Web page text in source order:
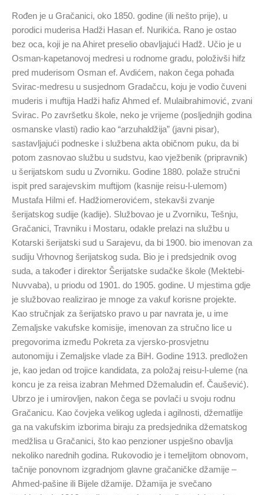
Rođen je u Gračanici, oko 1850. godine (ili nešto prije), u
porodici muderisa Hadži Hasan ef. Nurikića. Rano je ostao
bez oca, koji je na Ahiret preselio obavljajući Hadž. Učio je u
Osman-kapetanovoj medresi u rodnome gradu, položivši hifz
pred muderisom Osman ef. Avdićem, nakon čega pohađa
Svirac-medresu u susjednom Gradačcu, koju je vodio čuveni
muderis i muftija Hadži hafiz Ahmed ef. Mulaibrahimović, zvani
Svirac. Po završetku škole, neko je vrijeme (posljednjih godina
osmanske vlasti) radio kao “arzuhaldžija” (javni pisar),
sastavljajući podneske i službena akta običnom puku, da bi
potom zasnovao službu u sudstvu, kao vježbenik (pripravnik)
u šerijatskom sudu u Zvorniku. Godine 1880. polaže stručni
ispit pred sarajevskim muftijom (kasnije reisu-l-ulemom)
Mustafa Hilmi ef. Hadžiomerovićem, stekavši zvanje
šerijatskog sudije (kadije). Službovao je u Zvorniku, Tešnju,
Gračanici, Travniku i Mostaru, odakle prelazi na službu u
Kotarski šerijatski sud u Sarajevu, da bi 1900. bio imenovan za
sudiju Vrhovnog šerijatskog suda. Bio je i predsjednik ovog
suda, a također i direktor Šerijatske sudačke škole (Mektebi-
Nuvvaba), u priodu od 1901. do 1905. godine. U mjestima gdje
je službovao realizirao je mnoge za vakuf korisne projekte.
Kao stručnjak za šerijatsko pravo u par navrata je, u ime
Zemaljske vakufske komisije, imenovan za stručno lice u
pregovorima između Pokreta za vjersko-prosvjetnu
autonomiju i Zemaljske vlade za BiH. Godine 1913. predložen
je, kao jedan od trojice kandidata, za položaj reisu-l-uleme (na
koncu je za reisa izabran Mehmed Džemaludin ef. Čaušević).
Ubrzo je i umirovljen, nakon čega se povlači u svoju rodnu
Gračanicu. Kao čovjeka velikog ugleda i agilnosti, džematlije
ga na vakufskim izborima biraju za predsjednika džematskog
medžlisa u Gračanici, što kao penzioner uspješno obavlja
nekoliko narednih godina. Rukovodio je i temeljitom obnovom,
tačnije ponovnom izgradnjom glavne gračaničke džamije –
Ahmed-pašine ili Bijele džamije. Džamija je svečano